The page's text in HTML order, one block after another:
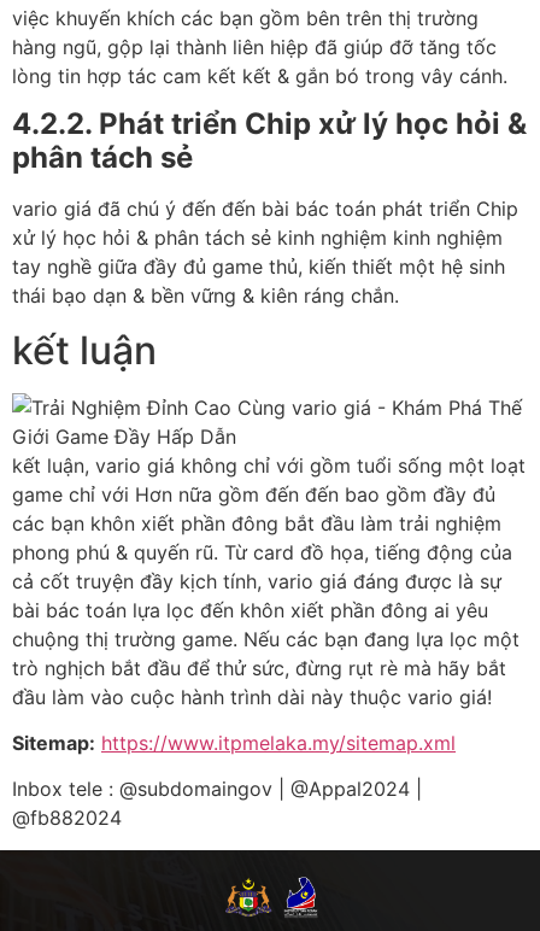
việc khuyến khích các bạn gồm bên trên thị trường
hàng ngũ, gộp lại thành liên hiệp đã giúp đỡ tăng tốc
lòng tin hợp tác cam kết kết & gắn bó trong vây cánh.
4.2.2. Phát triển Chip xử lý học hỏi &
phân tách sẻ
vario giá đã chú ý đến đến bài bác toán phát triển Chip
xử lý học hỏi & phân tách sẻ kinh nghiệm kinh nghiệm
tay nghề giữa đầy đủ game thủ, kiến thiết một hệ sinh
thái bạo dạn & bền vững & kiên ráng chắn.
kết luận
kết luận, vario giá không chỉ với gồm tuổi sống một loạt
game chỉ với Hơn nữa gồm đến đến bao gồm đầy đủ
các bạn khôn xiết phần đông bắt đầu làm trải nghiệm
phong phú & quyến rũ. Từ card đồ họa, tiếng động của
cả cốt truyện đầy kịch tính, vario giá đáng được là sự
bài bác toán lựa lọc đến khôn xiết phần đông ai yêu
chuộng thị trường game. Nếu các bạn đang lựa lọc một
trò nghịch bắt đầu để thử sức, đừng rụt rè mà hãy bắt
đầu làm vào cuộc hành trình dài này thuộc vario giá!
Sitemap: https://www.itpmelaka.my/sitemap.xml
Inbox tele : @subdomaingov | @Appal2024 |
@fb882024